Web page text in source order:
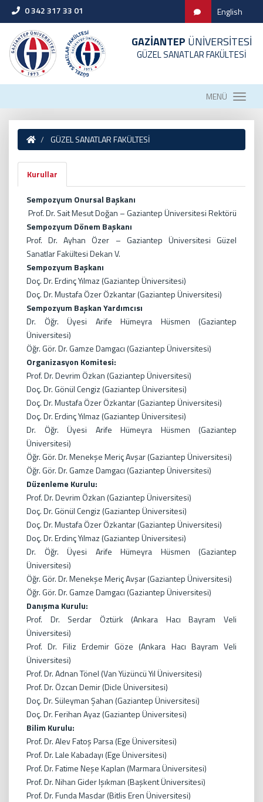
0 342 317 33 01 English
GAZİANTEP ÜNİVERSİTESİ
GÜZEL SANATLAR FAKÜLTESİ
MENÜ
GÜZEL SANATLAR FAKÜLTESİ
Kurullar
Sempozyum Onursal Başkanı
Prof. Dr. Sait Mesut Doğan – Gaziantep Üniversitesi Rektörü
Sempozyum Dönem Başkanı
Prof. Dr. Ayhan Özer – Gaziantep Üniversitesi Güzel
Sanatlar Fakültesi Dekan V.
Sempozyum Başkanı
Doç. Dr. Erdinç Yılmaz (Gaziantep Üniversitesi)
Doç. Dr. Mustafa Özer Özkantar (Gaziantep Üniversitesi)
Sempozyum Başkan Yardımcısı
Dr. Öğr. Üyesi Arife Hümeyra Hüsmen (Gaziantep
Üniversitesi)
Öğr. Gör. Dr. Gamze Damgacı (Gaziantep Üniversitesi)
Organizasyon Komitesi:
Prof. Dr. Devrim Özkan (Gaziantep Üniversitesi)
Doç. Dr. Gönül Cengiz (Gaziantep Üniversitesi)
Doç. Dr. Mustafa Özer Özkantar (Gaziantep Üniversitesi)
Doç. Dr. Erdinç Yılmaz (Gaziantep Üniversitesi)
Dr. Öğr. Üyesi Arife Hümeyra Hüsmen (Gaziantep
Üniversitesi)
Öğr. Gör. Dr. Menekşe Meriç Avşar (Gaziantep Üniversitesi)
Öğr. Gör. Dr. Gamze Damgacı (Gaziantep Üniversitesi)
Düzenleme Kurulu:
Prof. Dr. Devrim Özkan (Gaziantep Üniversitesi)
Doç. Dr. Gönül Cengiz (Gaziantep Üniversitesi)
Doç. Dr. Mustafa Özer Özkantar (Gaziantep Üniversitesi)
Doç. Dr. Erdinç Yılmaz (Gaziantep Üniversitesi)
Dr. Öğr. Üyesi Arife Hümeyra Hüsmen (Gaziantep
Üniversitesi)
Öğr. Gör. Dr. Menekşe Meriç Avşar (Gaziantep Üniversitesi)
Öğr. Gör. Dr. Gamze Damgacı (Gaziantep Üniversitesi)
Danışma Kurulu:
Prof. Dr. Serdar Öztürk (Ankara Hacı Bayram Veli
Üniversitesi)
Prof. Dr. Filiz Erdemir Göze (Ankara Hacı Bayram Veli
Üniversitesi)
Prof. Dr. Adnan Tönel (Van Yüzüncü Yıl Üniversitesi)
Prof. Dr. Özcan Demir (Dicle Üniversitesi)
Doç. Dr. Süleyman Şahan (Gaziantep Üniversitesi)
Doç. Dr. Ferihan Ayaz (Gaziantep Üniversitesi)
Bilim Kurulu:
Prof. Dr. Alev Fatoş Parsa (Ege Üniversitesi)
Prof. Dr. Lale Kabadayı (Ege Üniversitesi)
Prof. Dr. Fatime Neşe Kaplan (Marmara Üniversitesi)
Prof. Dr. Nihan Gider Işıkman (Başkent Üniversitesi)
Prof. Dr. Funda Masdar (Bitlis Eren Üniversitesi)